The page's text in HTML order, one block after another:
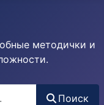
методички и
Поиск